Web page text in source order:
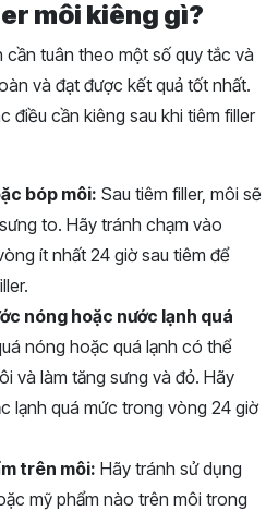
môi kiêng gì?
cần tuân theo một số quy tắc và
và đạt được kết quả tốt nhất.
điều cần kiêng sau khi tiêm filler
bóp môi: Sau tiêm filler, môi sẽ
to. Hãy tránh chạm vào
ít nhất 24 giờ sau tiêm để
nóng hoặc nước lạnh quá
nóng hoặc quá lạnh có thể
và làm tăng sưng và đỏ. Hãy
lạnh quá mức trong vòng 24 giờ
trên môi: Hãy tránh sử dụng
mỹ phẩm nào trên môi trong